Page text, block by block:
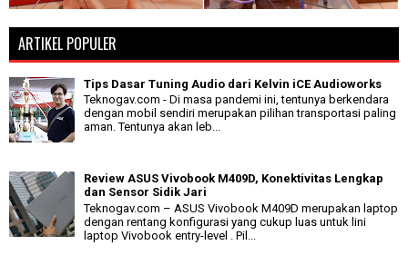
ARTIKEL POPULER
Tips Dasar Tuning Audio dari Kelvin iCE Audioworks
Teknogav.com - Di masa pandemi ini, tentunya berkendara
dengan mobil sendiri merupakan pilihan transportasi paling
aman. Tentunya akan leb...
Review ASUS Vivobook M409D, Konektivitas Lengkap
dan Sensor Sidik Jari
Teknogav.com – ASUS Vivobook M409D merupakan laptop
dengan rentang konfigurasi yang cukup luas untuk lini
laptop Vivobook entry-level . Pil...